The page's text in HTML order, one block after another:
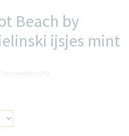
Beach by
ijsjes mint